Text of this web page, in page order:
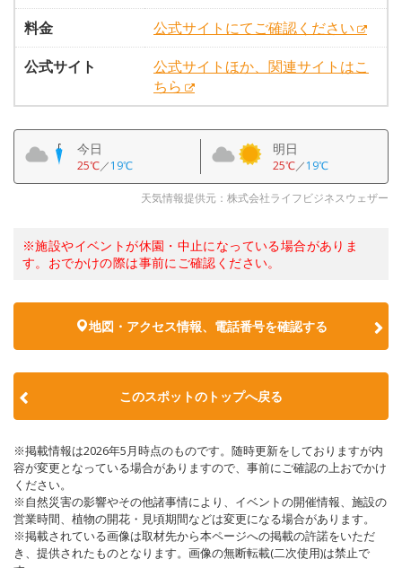
料金
公式サイトにてご確認ください
公式サイト
公式サイトほか、関連サイトはこ
ちら
今日
25℃／19℃
明日
25℃／19℃
天気情報提供元：株式会社ライフビジネスウェザー
※施設やイベントが休園・中止になっている場合がありま
す。おでかけの際は事前にご確認ください。
地図・アクセス情報、電話番号を確認する
このスポットのトップへ戻る
※掲載情報は2026年5月時点のものです。随時更新をしておりますが内
容が変更となっている場合がありますので、事前にご確認の上おでかけ
ください。
※自然災害の影響やその他諸事情により、イベントの開催情報、施設の
営業時間、植物の開花・見頃期間などは変更になる場合があります。
※掲載されている画像は取材先から本ページへの掲載の許諾をいただ
き、提供されたものとなります。画像の無断転載(二次使用)は禁止で